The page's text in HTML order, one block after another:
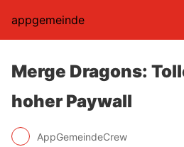
appgemeinde
Merge Dragons:
hoher Paywall
AppGemeindeCrew